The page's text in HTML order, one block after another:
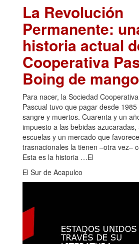
La Revolución
Permanente:
historia actual
Cooperativa
Boing de mango
Para nacer, la Sociedad
Pascual tuvo que pagar desde
sangre y muertos. Cuarenta y un
impuesto a las bebidas
escuelas y un mercado que
trasnacionales la tienen –otra vez–
Esta es la historia …El
El Sur de Acapulco